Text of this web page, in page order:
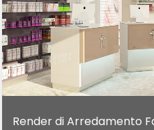
Render di Arredamento